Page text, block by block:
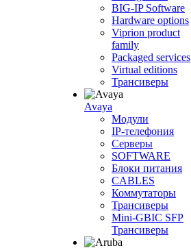
BIG-IP Software
Hardware options
Viprion product
family
Packaged services
Virtual editions
Трансиверы
Avaya
Модули
IP-телефония
Серверы
SOFTWARE
Блоки питания
CABLES
Коммутаторы
Трансиверы
Mini-GBIC SFP
Трансиверы